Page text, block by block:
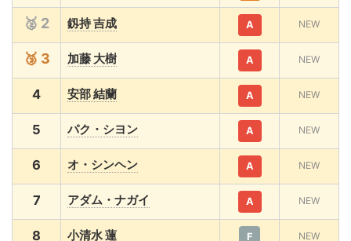
🥈 2 釼持 吉成 A NEW
🥉 3 加藤 大樹 A NEW
4 安部 結蘭 A NEW
5 パク・シヨン A NEW
6 オ・シンヘン A NEW
7 アダム・ナガイ A NEW
8 小清水 蓮 F NEW